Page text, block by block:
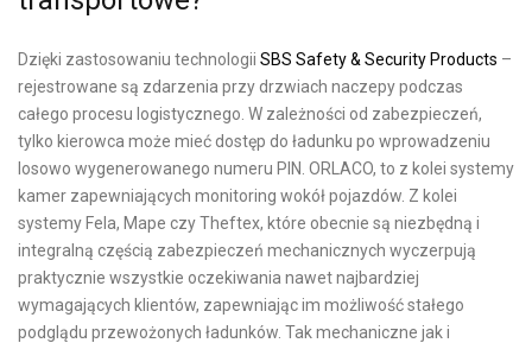
Dzięki zastosowaniu technologii SBS Safety & Security Products –
rejestrowane są zdarzenia przy drzwiach naczepy podczas
całego procesu logistycznego. W zależności od zabezpieczeń,
tylko kierowca może mieć dostęp do ładunku po wprowadzeniu
losowo wygenerowanego numeru PIN. ORLACO, to z kolei systemy
kamer zapewniających monitoring wokół pojazdów. Z kolei
systemy Fela, Mape czy Theftex, które obecnie są niezbędną i
integralną częścią zabezpieczeń mechanicznych wyczerpują
praktycznie wszystkie oczekiwania nawet najbardziej
wymagających klientów, zapewniając im możliwość stałego
podglądu przewożonych ładunków. Tak mechaniczne jak i